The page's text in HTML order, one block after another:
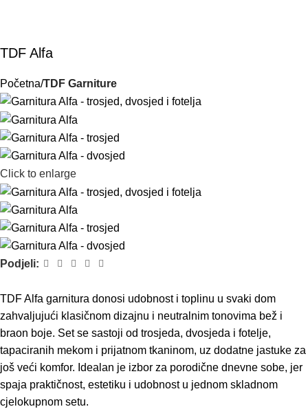
TDF Alfa
Početna TDF Garniture
Click to enlarge
Podjeli:
TDF Alfa garnitura donosi udobnost i toplinu u svaki dom
zahvaljujući klasičnom dizajnu i neutralnim tonovima bež i
braon boje. Set se sastoji od trosjeda, dvosjeda i fotelje,
tapaciranih mekom i prijatnom tkaninom, uz dodatne jastuke za
još veći komfor. Idealan je izbor za porodične dnevne sobe, jer
spaja praktičnost, estetiku i udobnost u jednom skladnom
cjelokupnom setu.